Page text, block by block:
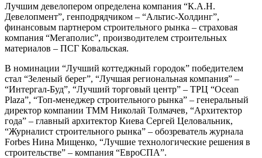
Лучшим девелопером определена компания “К.А.Н.
Девелопмент”, генподрядчиком – “Альтис-Холдинг”,
финансовым партнером строительного рынка – страховая
компания “Мегаполис”, производителем строительных
материалов – ПСГ Ковальская.
В номинации “Лучший коттеджный городок” победителем
стал “Зеленый берег”, “Лучшая региональная компания” –
“Интергал-Буд”, “Лучший торговый центр” – ТРЦ “Ocean
Plaza”, “Топ-менеджер строительного рынка” – генеральный
директор компании ТММ Николай Толмачев, “Архитектор
года” – главный архитектор Киева Сергей Целовальник,
“Журналист строительного рынка” – обозреватель журнала
Forbes Нина Мищенко, “Лучшие технологические решения в
строительстве” – компания “ЕвроСПА”.